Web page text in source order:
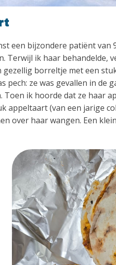
een bijzondere patiënt van
Terwijl ik haar behandelde,
borreltje met een
pech: ze was gevallen in de
ik hoorde dat ze haar
appeltaart (van een jarige
over haar wangen. Een